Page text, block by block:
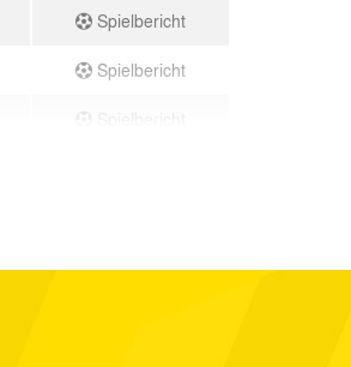
Spielbericht
Spielbericht
Spielbericht